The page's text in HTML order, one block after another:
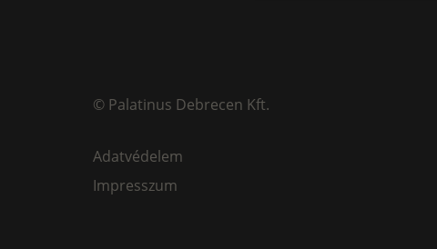
© Palatinus Debrecen Kft.
Adatvédelem
Impresszum